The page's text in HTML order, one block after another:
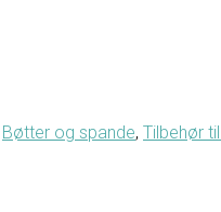
Bøtter og spande, Tilbehør